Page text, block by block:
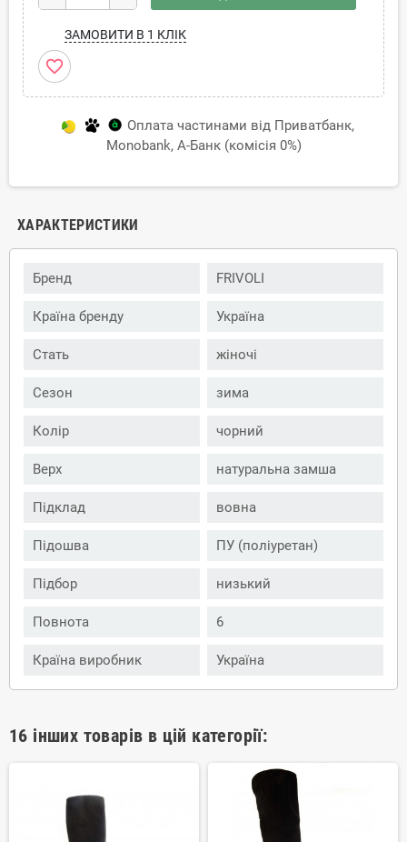
ЗАМОВИТИ В 1 КЛІК
favorite_border
Оплата частинами від Приватбанк,
Monobank, А-Банк (комісія 0%)
ХАРАКТЕРИСТИКИ
Бренд FRIVOLI
Країна бренду Україна
Стать жіночі
Сезон зима
Колір чорний
Верх натуральна замша
Підклад вовна
Підошва ПУ (поліуретан)
Підбор низький
Повнота 6
Країна виробник Україна
16 інших товарів в цій категорії: